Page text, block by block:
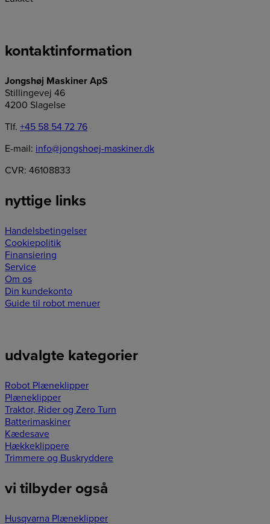
kontaktinformation
Jongshøj Maskiner ApS
Stillingevej 46
4200 Slagelse
Tlf. +45 58 54 72 76
E-mail: info@jongshoej-maskiner.dk
CVR: 46108833
nyttige links
Handelsbetingelser
Cookiepolitik
Finansiering
Service
Om os
Din kundekonto
Guide til robot menuer
udvalgte kategorier
Robot Plæneklipper
Plæneklipper
Traktor, Rider og Zero Turn
Batterimaskiner
Kædesave
Hækkeklippere
Trimmere og Buskryddere
vi tilbyder også
Husqvarna Plæneklipper